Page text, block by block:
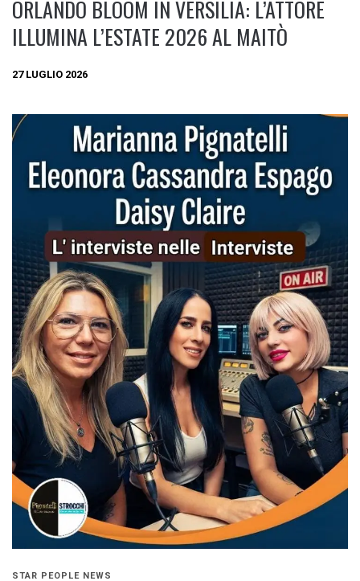
ORLANDO BLOOM IN VERSILIA: L’ATTORE
ILLUMINA L’ESTATE 2026 AL MAITÒ
27 LUGLIO 2026
STAR PEOPLE NEWS